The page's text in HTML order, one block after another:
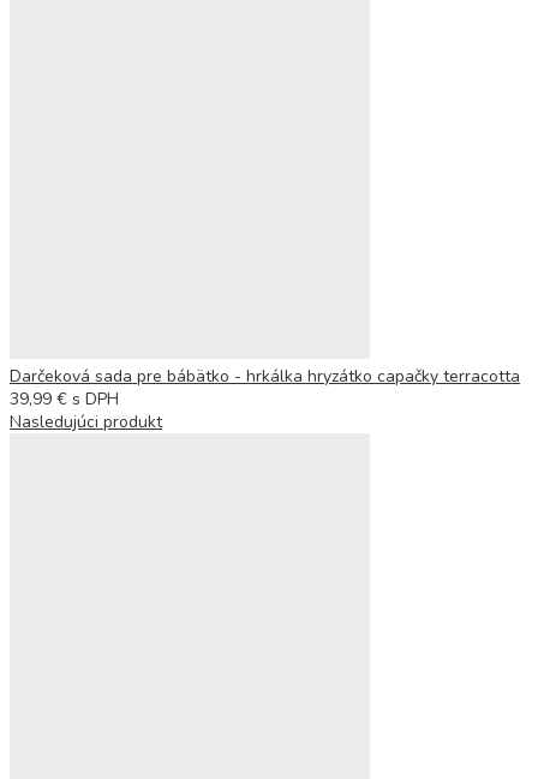
Darčeková sada pre bábätko - hrkálka hryzátko capačky terracotta
39,99 € s DPH
Nasledujúci produkt